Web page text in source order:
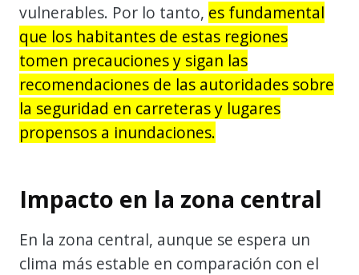
vulnerables. Por lo tanto, es fundamental
que los habitantes de estas regiones
tomen precauciones y sigan las
recomendaciones de las autoridades sobre
la seguridad en carreteras y lugares
propensos a inundaciones.
Impacto en la zona central
En la zona central, aunque se espera un
clima más estable en comparación con el